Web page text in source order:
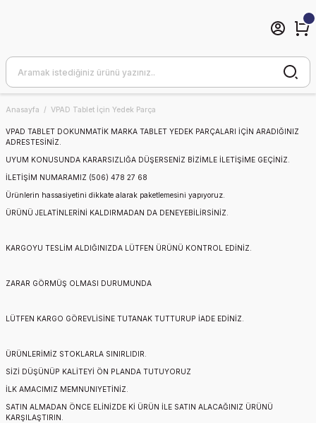
Anasayfa VPAD Tablet İçin Yedek Parça
VPAD TABLET DOKUNMATİK MARKA TABLET YEDEK PARÇALARI İÇİN ARADIĞINIZ
ADRESTESİNİZ.
UYUM KONUSUNDA KARARSIZLIĞA DÜŞERSENİZ BİZİMLE İLETİŞİME GEÇİNİZ.
İLETİŞİM NUMARAMIZ (506) 478 27 68
Ürünlerin hassasiyetini dikkate alarak paketlemesini yapıyoruz.
ÜRÜNÜ JELATİNLERİNİ KALDIRMADAN DA DENEYEBİLİRSİNİZ.
KARGOYU TESLİM ALDIĞINIZDA LÜTFEN ÜRÜNÜ KONTROL EDİNİZ.
ZARAR GÖRMÜŞ OLMASI DURUMUNDA
LÜTFEN KARGO GÖREVLİSİNE TUTANAK TUTTURUP İADE EDİNİZ.
ÜRÜNLERİMİZ STOKLARLA SINIRLIDIR.
SİZİ DÜŞÜNÜP KALİTEYİ ÖN PLANDA TUTUYORUZ
İLK AMACIMIZ MEMNUNIYETİNİZ.
SATIN ALMADAN ÖNCE ELİNİZDE Kİ ÜRÜN İLE SATIN ALACAĞINIZ ÜRÜNÜ
KARŞILAŞTIRIN.